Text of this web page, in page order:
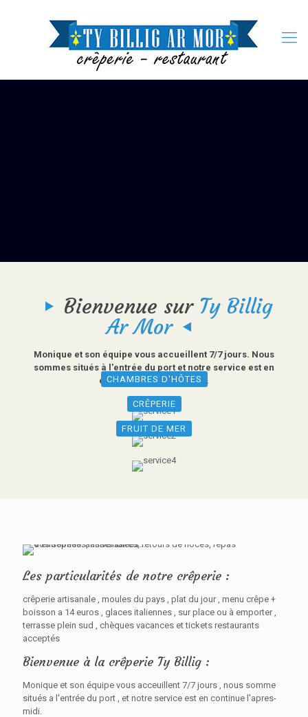
Bienvenue sur Ty Billig
Ar Mor
Monique et son équipe vous accueillent 7/7 jours. Nous
sommes situés à l'entrée du port et notre service est en
continu tout l'après-midi.
CHAMBRES D'HÔTES
CRÊPERIE
FRUIT DE MER
Les particularités de notre crêperie :
crêperie artisanale , moules du pays , plat du jour , menu crêpe +
boisson a 14 euros , glaces italiennes , sur place ou à emporter ,
terrasse plein sud , chèques vacances et tickets restaurants
acceptés
Bienvenue à la crêperie Ty Billig :
Monique et son équipe vous acceuillent 7/7 jours , nous somme
situés a l'entrée du port , et notre service est en continue l'apres-
midi.